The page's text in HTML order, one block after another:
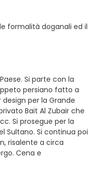
formalità doganali ed il
Si parte con la
persiano fatto a
per la Grande
Bait Al Zubair che
Si prosegue per la
Sultano. Si continua poi
risalente a circa
Cena e